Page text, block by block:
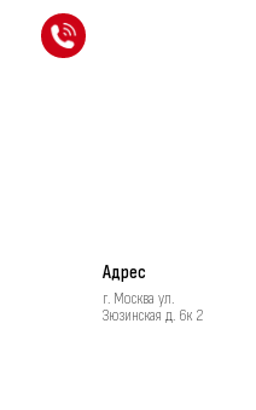
Адрес
г. Москва ул.
Зюзинская д. 6к 2